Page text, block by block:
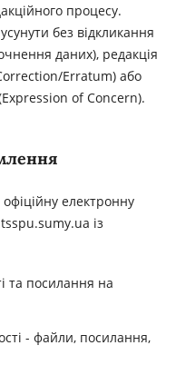
процесу.
без відкликання
даних), редакція
Erratum) або
of Concern).
електронну
із
та посилання на
- файли, посилання,